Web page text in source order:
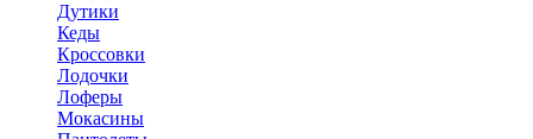
Дутики
Кеды
Кроссовки
Лодочки
Лоферы
Мокасины